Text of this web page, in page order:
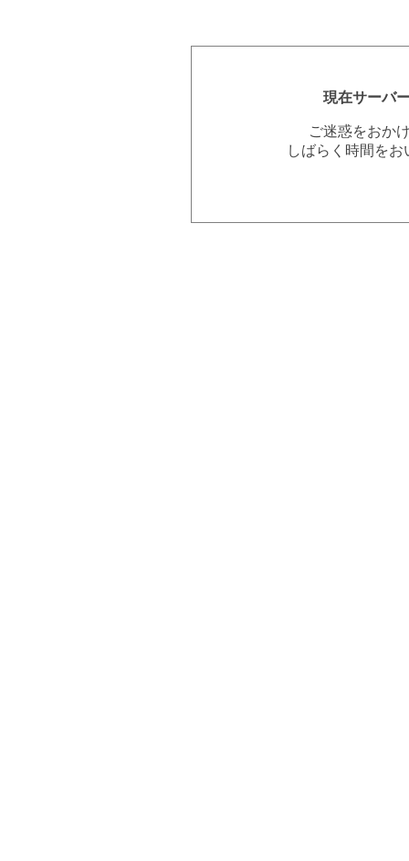
現在サーバ
ご迷惑をおか
しばらく時間を